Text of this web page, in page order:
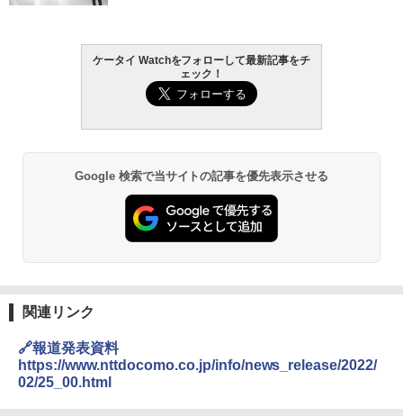
ケータイ Watchをフォローして最新記事をチ
ェック！
Google 検索で当サイトの記事を優先表示させる
関連リンク
🔗報道発表資料
https://www.nttdocomo.co.jp/info/news_release/2022/
02/25_00.html